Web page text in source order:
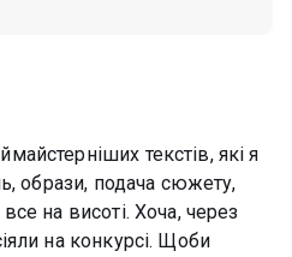
текстів, які я
образи, подача сюжету,
на висоті. Хоча, через
на конкурсі. Щоби